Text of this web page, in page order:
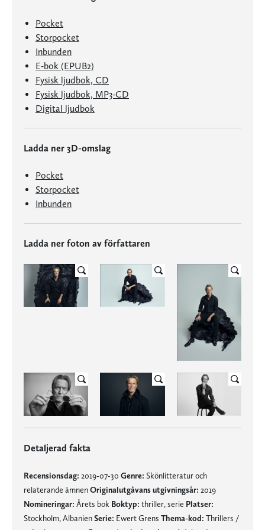
Pocket
Storpocket
Inbunden
E-bok (EPUB2)
Fysisk ljudbok, CD
Fysisk ljudbok, MP3-CD
Digital ljudbok
Ladda ner 3D-omslag
Pocket
Storpocket
Inbunden
Ladda ner foton av författaren
Detaljerad fakta
Recensionsdag: 2019-07-30 Genre: Skönlitteratur och
relaterande ämnenOriginalutgåvans utgivningsår: 2019
Nomineringar: Årets bok Boktyp: thriller, serie Platser:
Stockholm, AlbanienSerie: Ewert Grens Thema-kod: Thrillers /